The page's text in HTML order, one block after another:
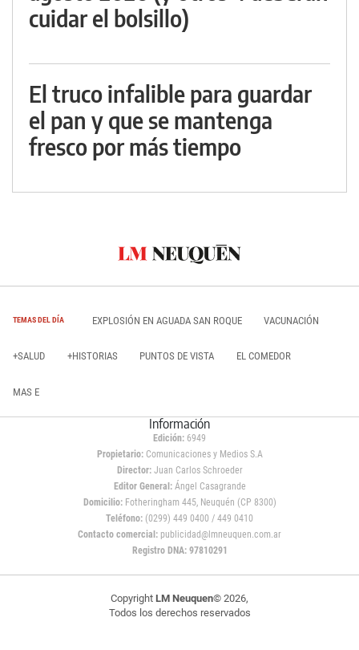
cuidar el bolsillo)
El truco infalible para guardar
el pan y que se mantenga
fresco por más tiempo
TEMAS DEL DÍA EXPLOSIÓN EN AGUADA SAN ROQUE VACUNACIÓN
+SALUD +HISTORIAS PUNTOS DE VISTA EL COMEDOR
MAS E
Información
Edición: 6949
Propietario:Comunicaciones y Medios S.A
Director: Juan Carlos Schroeder
Editor General:Ángel Casagrande
Domicilio:Fotheringham 445, Neuquén (CP 8300)
Teléfono: (0299) 449 0400 / 449 0410
Contacto comercial: publicidad@lmneuquen.com.ar
Registro DNA: 97810291
Copyright LM Neuquen© 2026,
Todos los derechos reservados